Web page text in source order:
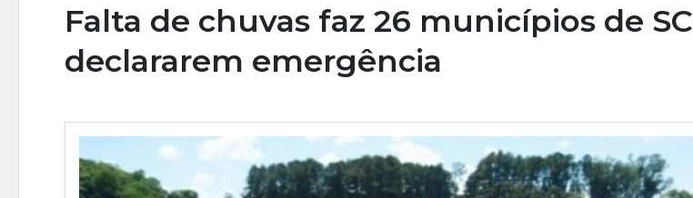
Falta de chuvas faz 26 municípios de SC
declararem emergência